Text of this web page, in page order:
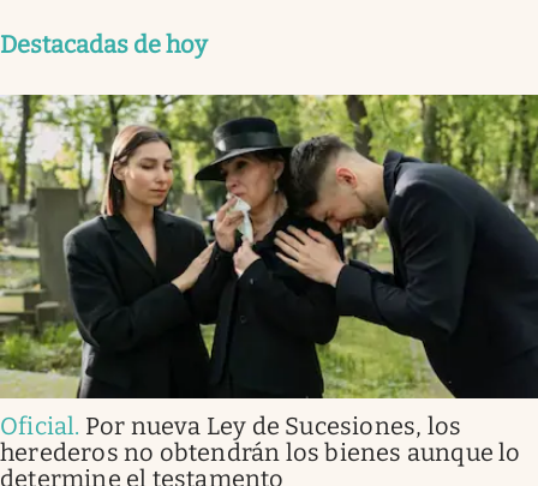
Destacadas de hoy
Oficial. Por nueva Ley de Sucesiones, los
herederos no obtendrán los bienes aunque lo
determine el testamento